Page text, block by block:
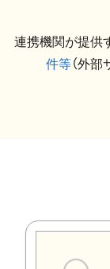
連携機関が提供
件等（外